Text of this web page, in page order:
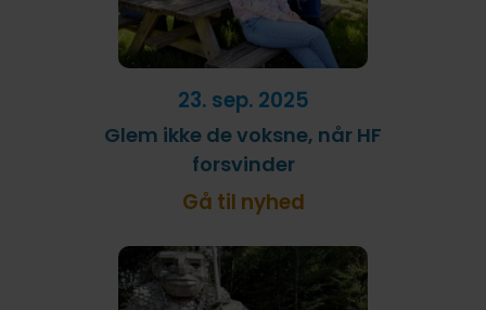
23. sep. 2025
Glem ikke de voksne, når HF
forsvinder
Gå til nyhed